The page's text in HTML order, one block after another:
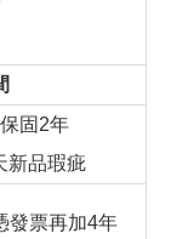
固2年
新品瑕疵
發票再加4年